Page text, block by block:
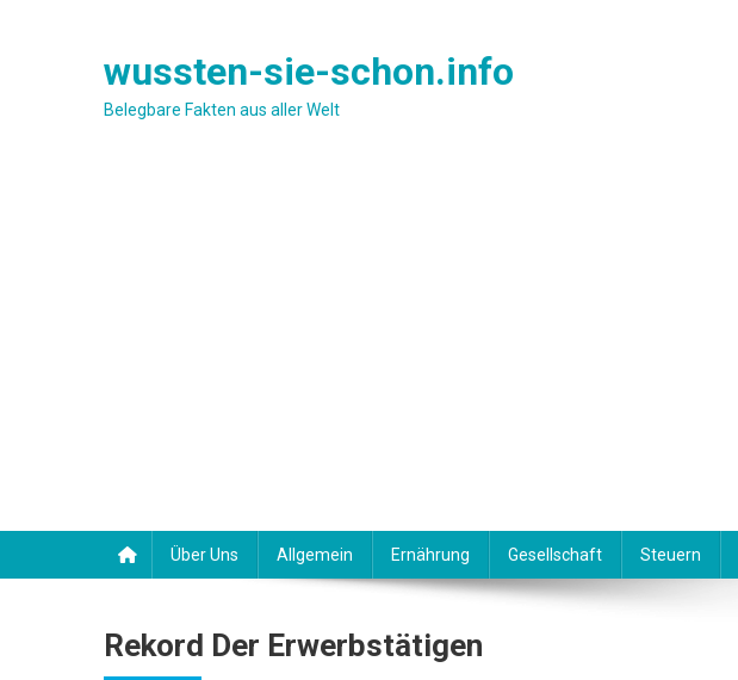
wussten-sie-schon.info
Belegbare Fakten aus aller Welt
Über Uns Allgemein Ernährung Gesellschaft Steuern
Rekord Der Erwerbstätigen